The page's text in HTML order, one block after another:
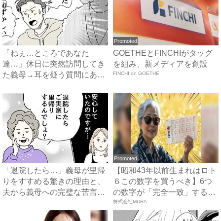
「ねぇ…ところであなた
達…」休日に突然訪問してき
た義母→耳を疑う質問にあ
Promoted
GOETHEとFINCHIがタッグ
を組み、新メディアを創設
FINCHI on GOETHE
「退院したら…」義母が里帰
りをすすめる驚きの理由と、
夫から義母への完璧な苦言
Promoted
【昭和43年以前生まれはロト
６この数字を買うべき】6つ
の数字が「完全一致」する
方...
株式会社MURA